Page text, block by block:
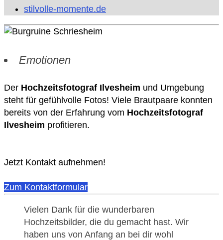
stilvolle-momente.de
Emotionen
Der Hochzeitsfotograf Ilvesheim und Umgebung
steht für gefühlvolle Fotos! Viele Brautpaare konnten
bereits von der Erfahrung vom Hochzeitsfotograf
Ilvesheim profitieren.
Jetzt Kontakt aufnehmen!
Zum Kontaktformular
Vielen Dank für die wunderbaren
Hochzeitsbilder, die du gemacht hast. Wir
haben uns von Anfang an bei dir wohl